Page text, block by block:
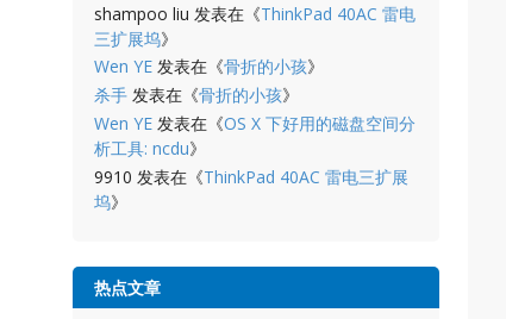
shampoo liu 发表在《ThinkPad 40AC 雷电
三扩展坞》
Wen YE发表在《骨折的小孩》
杀手发表在《骨折的小孩》
Wen YE发表在《OS X 下好用的磁盘空间分
析工具: ncdu》
9910 发表在《ThinkPad 40AC 雷电三扩展
坞》
热点文章